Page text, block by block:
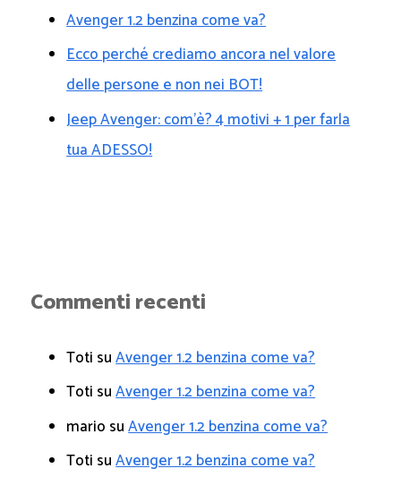
Avenger 1.2 benzina come va?
Ecco perché crediamo ancora nel valore
delle persone e non nei BOT!
Jeep Avenger: com’è? 4 motivi + 1 per farla
tua ADESSO!
Commenti recenti
Toti suAvenger 1.2 benzina come va?
Toti suAvenger 1.2 benzina come va?
mario suAvenger 1.2 benzina come va?
Toti suAvenger 1.2 benzina come va?